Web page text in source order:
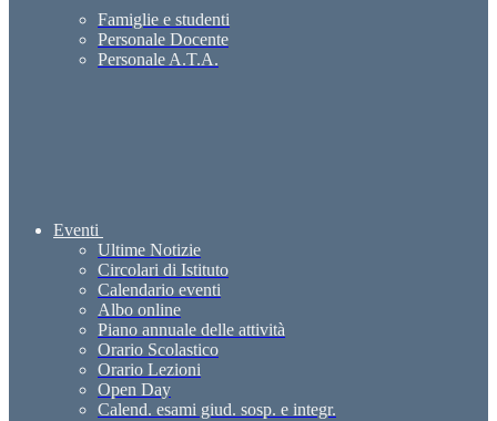
Famiglie e studenti
Personale Docente
Personale A.T.A.
Eventi
Ultime Notizie
Circolari di Istituto
Calendario eventi
Albo online
Piano annuale delle attività
Orario Scolastico
Orario Lezioni
Open Day
Calend. esami giud. sosp. e integr.